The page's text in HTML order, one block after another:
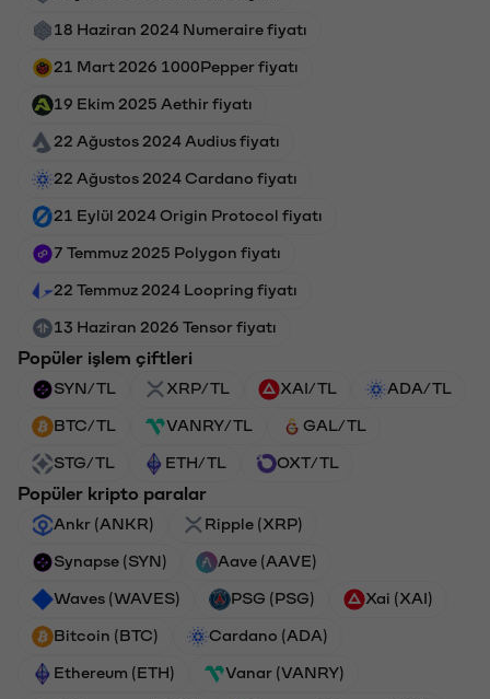
18 Haziran 2024 Numeraire fiyatı
21 Mart 2026 1000Pepper fiyatı
19 Ekim 2025 Aethir fiyatı
22 Ağustos 2024 Audius fiyatı
22 Ağustos 2024 Cardano fiyatı
21 Eylül 2024 Origin Protocol fiyatı
7 Temmuz 2025 Polygon fiyatı
22 Temmuz 2024 Loopring fiyatı
13 Haziran 2026 Tensor fiyatı
Popüler işlem çiftleri
SYN/TL XRP/TL XAI/TL ADA/TL
BTC/TL VANRY/TL GAL/TL
STG/TL ETH/TL OXT/TL
Popüler kripto paralar
Ankr (ANKR) Ripple (XRP)
Synapse (SYN) Aave (AAVE)
Waves (WAVES) PSG (PSG) Xai (XAI)
Bitcoin (BTC) Cardano (ADA)
Ethereum (ETH) Vanar (VANRY)